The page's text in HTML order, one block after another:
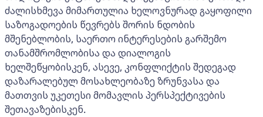
ძალისხმევა მიმართულია ხელოვნურად გაყოფილი
საზოგადოების წევრებს შორის ნდობის
მშენებლობის, საერთო ინტერესების გარშემო
თანამშრომლობისა და დიალოგის
ხელშეწყობისკენ, ასევე, კონფლიქტის შედეგად
დაზარალებულ მოსახლეობაზე ზრუნვასა და
მათთვის უკეთესი მომავლის პერსპექტივების
შეთავაზებისკენ.